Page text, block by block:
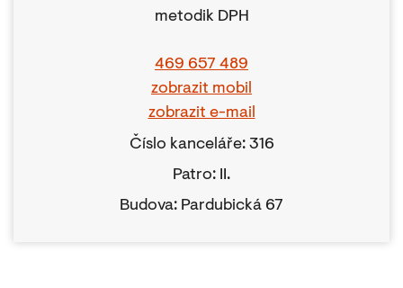
metodik DPH
469 657 489
zobrazit mobil
zobrazit e-mail
Číslo kanceláře: 316
Patro: II.
Budova: Pardubická 67